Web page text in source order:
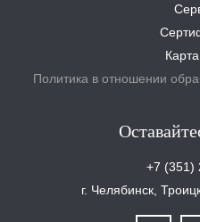
Политика в отношении
+7 (351)
г. Челябинск,